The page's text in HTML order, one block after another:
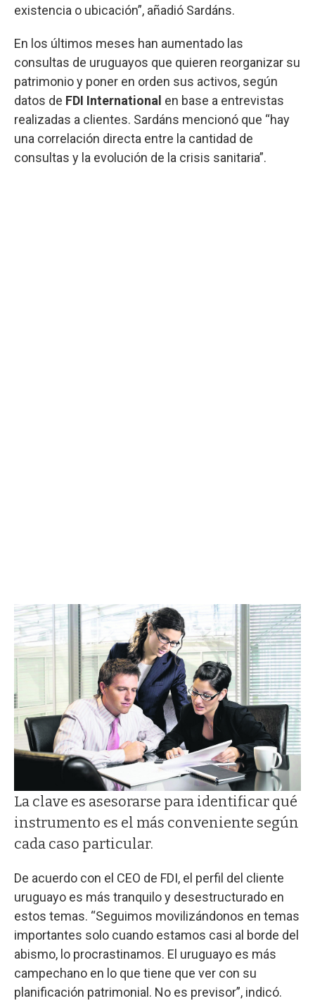
existencia o ubicación”, añadió Sardáns.
En los últimos meses han aumentado las
consultas de uruguayos que quieren reorganizar su
patrimonio y poner en orden sus activos, según
datos de FDI International en base a entrevistas
realizadas a clientes. Sardáns mencionó que “hay
una correlación directa entre la cantidad de
consultas y la evolución de la crisis sanitaria”.
La clave es asesorarse para identificar qué
instrumento es el más conveniente según
cada caso particular.
De acuerdo con el CEO de FDI, el perfil del cliente
uruguayo es más tranquilo y desestructurado en
estos temas. “Seguimos movilizándonos en temas
importantes solo cuando estamos casi al borde del
abismo, lo procrastinamos. El uruguayo es más
campechano en lo que tiene que ver con su
planificación patrimonial. No es previsor”, indicó.